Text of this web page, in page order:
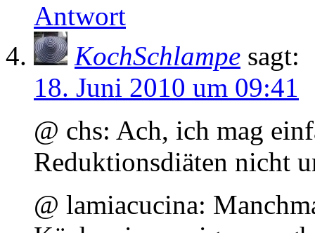
Antwort
KochSchlampe sagt:
18. Juni 2010 um 09:41
@ chs: Ach, ich mag
Reduktionsdiäten nicht
@ lamiacucina: